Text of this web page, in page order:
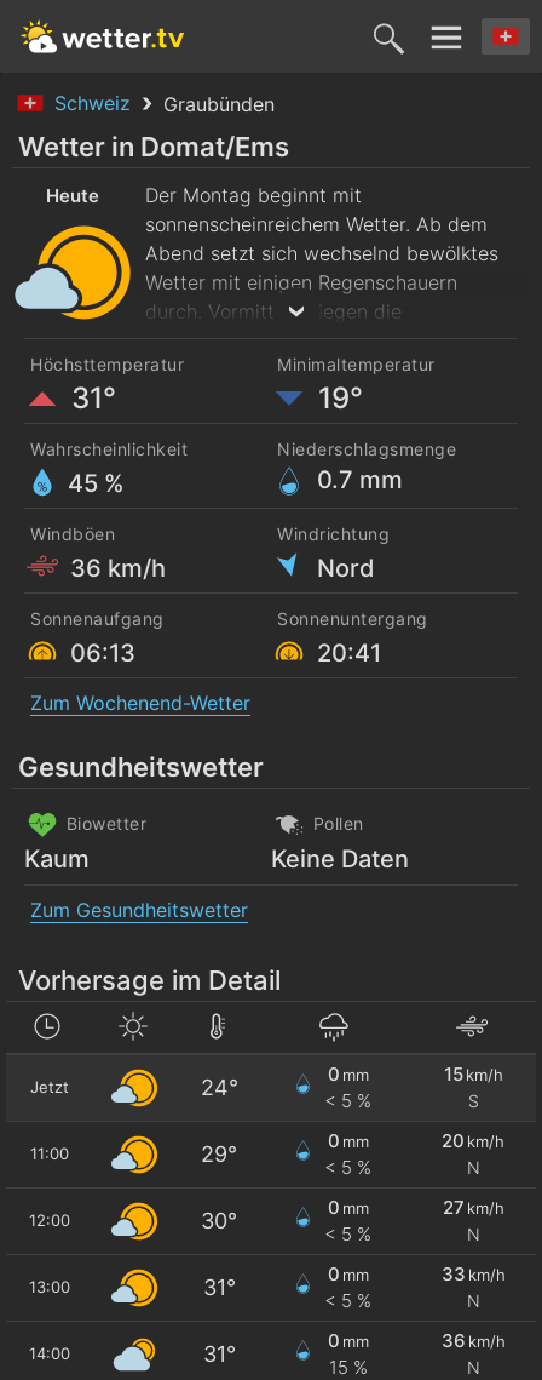
Schweiz Graubünden
Heute
10. Aug.
Morgen
11. Aug.
Mittwoch
12. Aug.
Wetter in Domat/Ems
Heute
Der Montag beginnt mit
sonnenscheinreichem Wetter. Ab dem
Abend setzt sich wechselnd bewölktes
Wetter mit einigen Regenschauern
durch. Vormittags liegen die
Nachmittag erreichen sie 31 Grad. Der
Wind weht frisch aus Nord.
Höchsttemperatur
31°
Minimaltemperatur
19°
Wahrscheinlichkeit
45 %
Niederschlagsmenge
0.7 mm
Windböen
36 km/h
Windrichtung
Nord
Sonnenaufgang
06:13
Sonnenuntergang
20:41
Zum Wochenend-Wetter
Gesundheitswetter
Biowetter
Kaum
Pollen
Keine Daten
Zum Gesundheitswetter
Vorhersage im Detail
Jetzt 24°
0 mm
< 5 %
15 km/h
S
11:00 29°
0 mm
< 5 %
20 km/h
N
12:00 30°
0 mm
< 5 %
27 km/h
N
13:00 31°
0 mm
< 5 %
33 km/h
N
14:00 31°
0 mm
15 %
36 km/h
N